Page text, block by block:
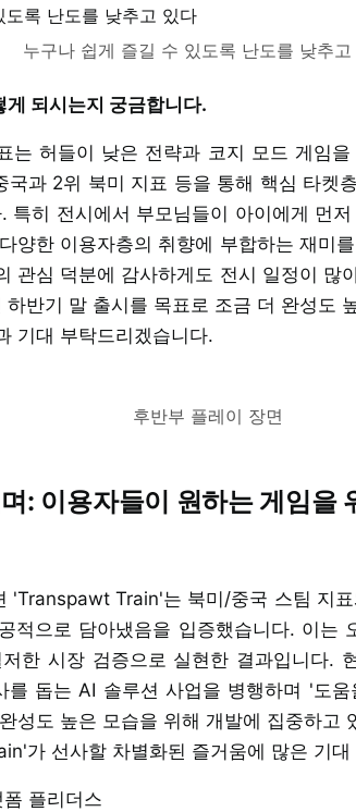
누구나 쉽게 즐길 수 있도록 난도를 낮추
게 되시는지 궁금합니다.
는 허들이 낮은 전략과 코지 모드 게임
국과 2위 북미 지표 등을 통해 핵심 타켓
특히 전시에서 부모님들이 아이에게 먼
양한 이용자층의 취향에 부합하는 재미
관심 덕분에 감사하게도 전시 일정이 많
반기 말 출시를 목표로 조금 더 완성도
기대 부탁드리겠습니다.
후반부 플레이 장면
: 이용자들이 원하는 게임을
'Transpawt Train'는 북미/중국 스팀 지
적으로 담아냈음을 입증했습니다. 이는
한 시장 검증으로 실현한 결과입니다.
를 돕는 AI 솔루션 사업을 병행하며 '도
성도 높은 모습을 위해 개발에 집중하고
가 선사할 차별화된 즐거움에 많은 기대
플리더스